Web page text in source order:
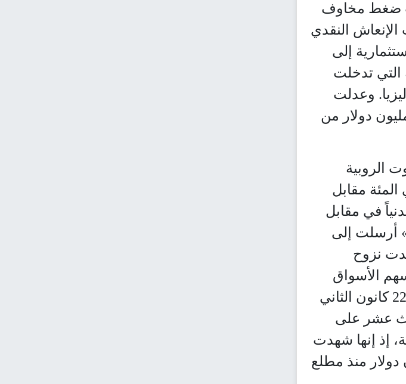
ضغط مخاوف
النقدي
إلى
التي تدخلت
وعدلت
مرة اخرى نطاق تحرك الروبل بعدما باعت 350 مليون دولار من
الروبية
المئة مقابل
في مقابل
أرسلت إلى
نزوح
أسهم الأسواق
الناشئة حتى الآن هذا العام. وشهد الأسبوع المنتهي في 22 كانون الثاني
الثالث عشر على
إذ إنها شهدت
دولار منذ مطلع